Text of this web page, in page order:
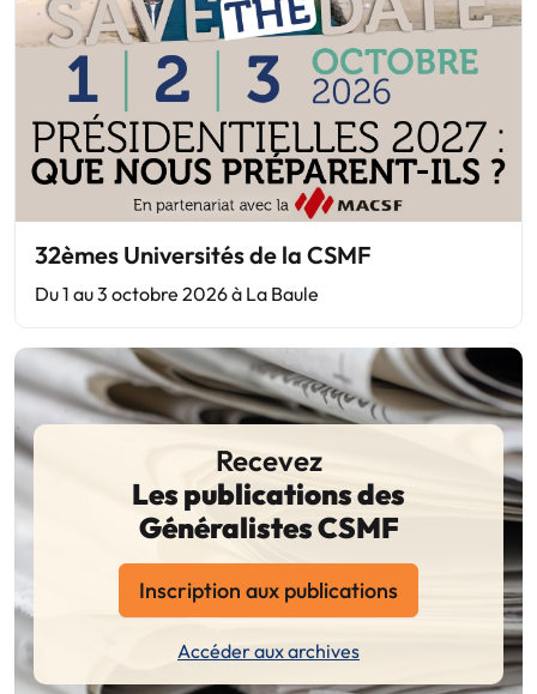
32èmes Universités de la CSMF
Du 1 au 3 octobre 2026 à La Baule
Recevez
Les publications des
Généralistes CSMF
Inscription aux publications
Accéder aux archives